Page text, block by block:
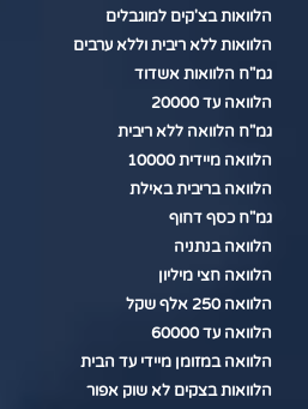
הלוואות בצ'קים למוגבלים
הלוואות ללא ריבית וללא ערבים
גמ"ח הלוואות אשדוד
הלוואה עד 20000
גמ"ח הלוואה ללא ריבית
הלוואה מיידית 10000
הלוואה בריבית באילת
גמ"ח כסף דחוף
הלוואה בנתניה
הלוואה חצי מיליון
הלוואה 250 אלף שקל
הלוואה עד 60000
הלוואה במזומן מיידי עד הבית
הלוואות בצקים לא שוק אפור